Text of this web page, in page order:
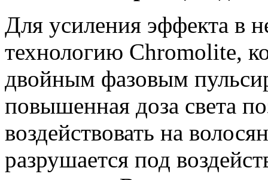
Для усиления эффекта в
технологию Chromolite,
двойным фазовым
повышенная доза света
воздействовать на
разрушается под